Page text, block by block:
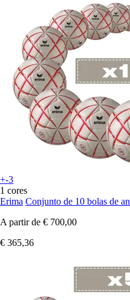
+-3
1 cores
Erima Conjunto de 10 bolas de
A partir de € 700,00
€ 365,36